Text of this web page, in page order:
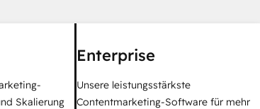
Skalierung
Enterprise
Unsere leistungsstärkste
Contentmarketing-Software für mehr